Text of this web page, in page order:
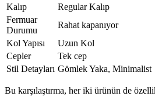
Kalıp
Regular Kalıp
Fermuar
Durumu
Rahat kapanıyor
Kol Yapısı
Uzun Kol
Cepler
Tek cep
Stil Detayları Gömlek Yaka, Minimalist
Bu karşılaştırma, her iki ürünün de